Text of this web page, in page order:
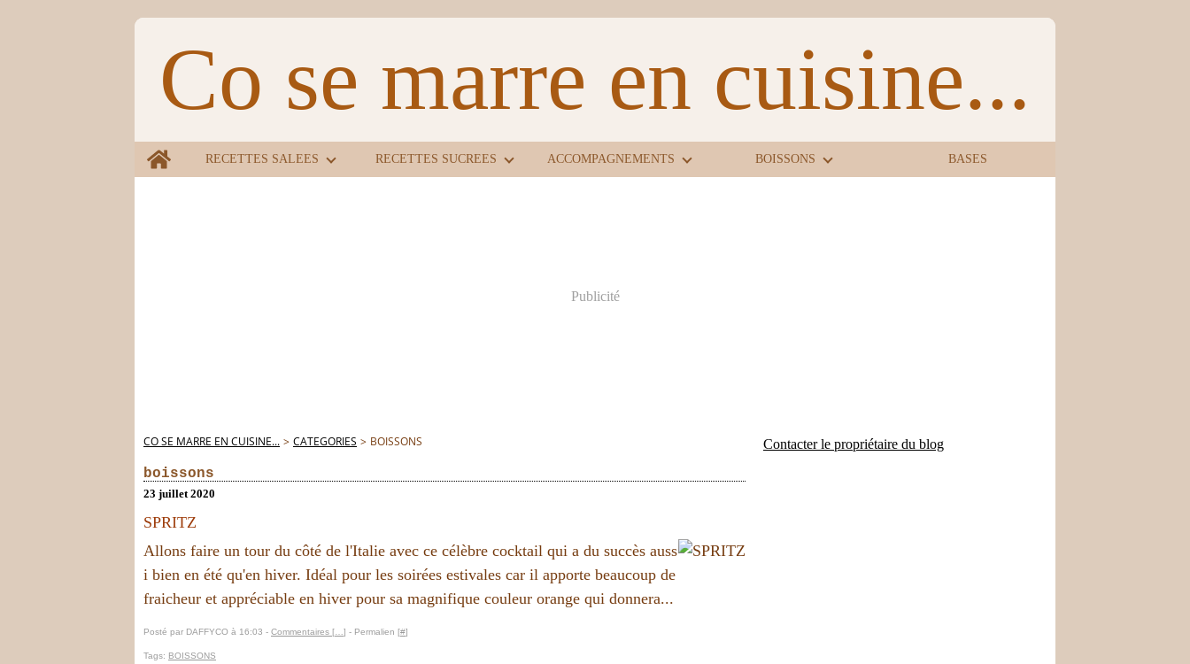
Co se marre en cuisine...
Home
RECETTES SALEES
RECETTES SUCREES ACCOMPAGNEMENTS BOISSONS BASES
Publicité
CO SE MARRE EN CUISINE... > CATEGORIES > BOISSONS
boissons
23 juillet 2020
SPRITZ
Allons faire un tour du côté de l'Italie avec ce célèbre cocktail qui a du succès auss
i bien en été qu'en hiver. Idéal pour les soirées estivales car il apporte beaucoup de
fraicheur et appréciable en hiver pour sa magnifique couleur orange qui donnera...
Posté par DAFFYCO à 16:03 - Commentaires [ ] - Permalien [#]
Tags: BOISSONS
Contacter le propriétaire du blog